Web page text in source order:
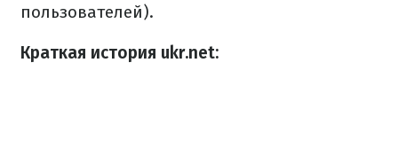
пользователей).
Краткая история ukr.net: